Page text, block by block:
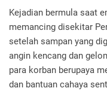
Kejadian bermula saat
memancing disekitar
setelah sampan yang
angin kencang dan
para korban berupaya
dan bantuan cahaya